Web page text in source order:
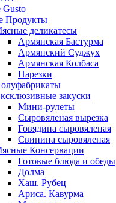
Gusto
Продукты
деликатесы
Армянская Бастурма
Армянский Суджух
Армянская Колбаса
Нарезки
закуски
Мини-рулеты
Сыровяленая вырезка
Говядина сыровяленая
Свинина сыровяленая
Консервации
Готовые блюда и обеды
Долма
Хаш. Рубец
Ариса. Кавурма